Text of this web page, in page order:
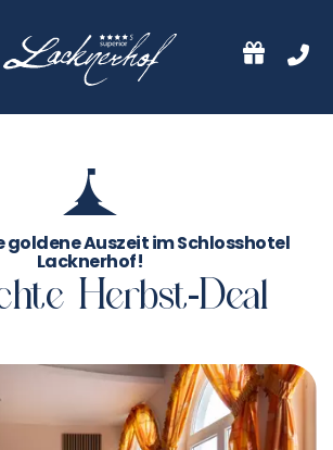
Herbst-Deal
goldene Auszeit im Schlosshotel
Lacknerhof!